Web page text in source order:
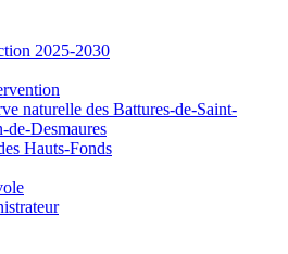
2025-2030
naturelle des Battures-de-Saint-
de-Desmaures
Hauts-Fonds